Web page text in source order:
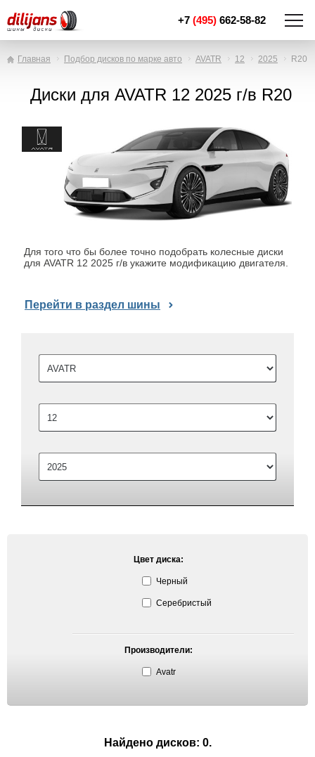
+7 (495) 662-58-82
Главная Подбор дисков по марке авто AVATR 12 2025 R20
Диски для AVATR 12 2025 г/в R20
Для того что бы более точно подобрать колесные диски
для AVATR 12 2025 г/в укажите модификацию двигателя.
Перейти в раздел шины
Цвет диска:
Черный
Серебристый
Производители:
Avatr
Найдено дисков: 0.